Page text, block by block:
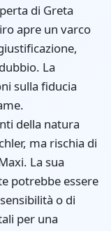
di Greta
apre un varco
La
sulla fiducia
della natura
ma rischia di
La sua
potrebbe essere
o di
per una